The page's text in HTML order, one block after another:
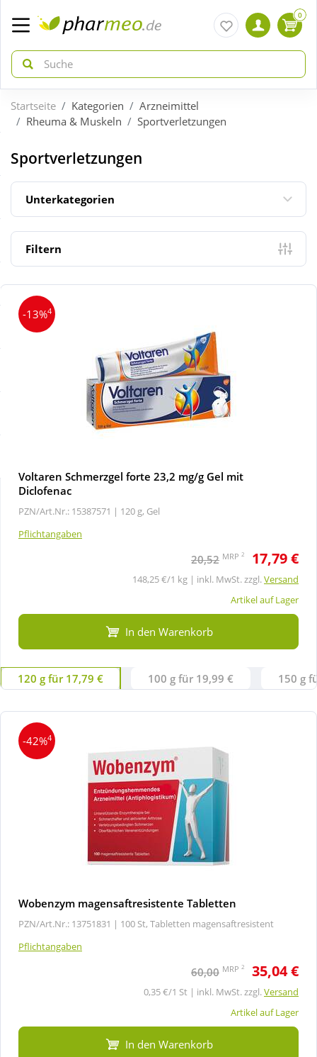
zurück
ÜBERSICHT AKTIONEN
Aktuelle Coupons
Neuheiten
Sale
zurück
ÜBERSICHT KATEGORIEN
Arzneimittel
Diabetes
Körperpflege & Kosmetik
Natur & Homöopathie
Sanitätshaus
Wellness
0
Startseite Kategorien
Arzneimittel
Rheuma & Muskeln
Sportverletzungen
Sportverletzungen
Unterkategorien
Filtern
-13%4
Voltaren Schmerzgel forte 23,2 mg/g Gel mit
Diclofenac
PZN/Art.Nr.: 15387571 | 120 g, Gel
Pflichtangaben
20,52 MRP 2 17,79 €
148,25 €/1 kg | inkl. MwSt. zzgl.Versand
Artikel auf Lager
In den Warenkorb
120 g für 17,79 € 100 g für 19,99 € 150 g
-42%4
Wobenzym magensaftresistente Tabletten
PZN/Art.Nr.: 13751831 | 100 St, Tabletten magensaftresistent
Pflichtangaben
60,00 MRP 2 35,04 €
0,35 €/1 St | inkl. MwSt. zzgl.Versand
Artikel auf Lager
In den Warenkorb